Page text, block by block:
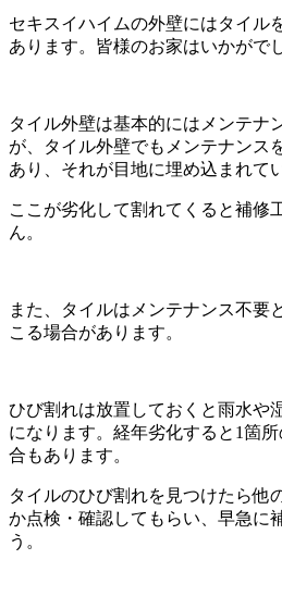
セキスイハイムの外壁にはタイル
あります。皆様のお家はいかがで
タイル外壁は基本的にはメンテナ
が、タイル外壁でもメンテナンス
あり、それが目地に埋め込まれて
ここが劣化して割れてくると補修
ん。
また、タイルはメンテナンス不要
こる場合があります。
ひび割れは放置しておくと雨水や
になります。経年劣化すると1箇
合もあります。
タイルのひび割れを見つけたら他
か点検・確認してもらい、早急に
う。